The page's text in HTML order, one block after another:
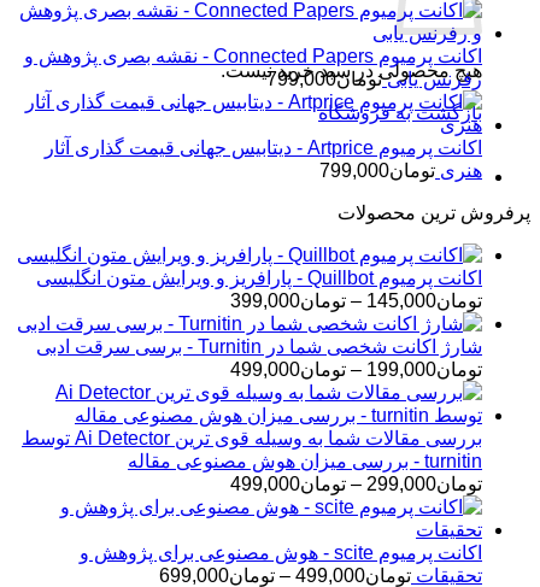
هیچ محصولی در سبد خرید نیست.
بازگشت به فروشگاه
اکانت پرمیوم Connected Papers - نقشه بصری پژوهش و
رفرنس یابی تومان799,000
اکانت پرمیوم Artprice - دیتابیس جهانی قیمت ‌گذاری آثار
هنری تومان799,000
پرفروش ترین محصولات
اکانت پرمیوم Quillbot - پارافریز و ویرایش متون انگلیسی
تومان145,000
– تومان399,000محدوده
قیمت:
تومان145,000
تا
تومان399,000
شارژ اکانت شخصی شما در Turnitin - برسی سرقت ادبی
تومان199,000
– تومان499,000محدوده
قیمت:
تومان199,000
تا
تومان499,000
بررسی مقالات شما به وسیله قوی ترین Ai Detector توسط
turnitin - بررسی میزان هوش مصنوعی مقاله
تومان299,000
– تومان499,000محدوده
قیمت:
تا
تومان499,000
اکانت پرمیوم scite - هوش مصنوعی برای پژوهش و
تحقیقات تومان499,000
– تومان699,000محدوده